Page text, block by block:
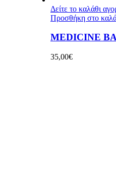
Δείτε το καλάθι
Προσθήκη στο
MEDICINE
35,00€